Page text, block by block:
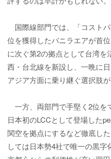
国際線部門では、「コスト
位を獲得したバニラエアが首
に次ぐ第2の拠点として台湾を
西・台北線を新設し、一晩に
アジア方面に乗り継ぐ選択肢が
一方、両部門で手堅く2位を
日本初のLCCとして登場した
関空を拠点にするなど徹底し
しては日本勢4社で唯一の黒